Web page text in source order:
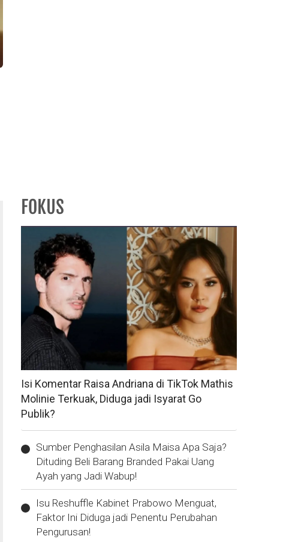
FOKUS
Isi Komentar Raisa Andriana di TikTok Mathis
Molinie Terkuak, Diduga jadi Isyarat Go
Publik?
Sumber Penghasilan Asila Maisa Apa Saja?
Dituding Beli Barang Branded Pakai Uang
Ayah yang Jadi Wabup!
Isu Reshuffle Kabinet Prabowo Menguat,
Faktor Ini Diduga jadi Penentu Perubahan
Pengurusan!